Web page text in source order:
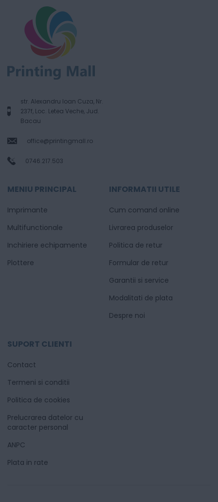
str. Alexandru Ioan Cuza, Nr.
237f, Loc. Letea Veche, Jud.
Bacau
office@printingmall.ro
0746.217.503
MENIU PRINCIPAL
Imprimante
Multifunctionale
Inchiriere echipamente
Plottere
INFORMATII UTILE
Cum comand online
Livrarea produselor
Politica de retur
Formular de retur
Garantii si service
Modalitati de plata
Despre noi
SUPORT CLIENTI
Contact
Termeni si conditii
Politica de cookies
Prelucrarea datelor cu
caracter personal
ANPC
Plata in rate